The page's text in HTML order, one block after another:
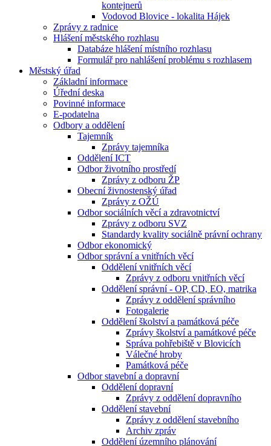
kontejnerů
Vodovod Blovice - lokalita Hájek
Zprávy z radnice
Hlášení městského rozhlasu
Databáze hlášení místního rozhlasu
Formulář pro nahlášení problému s rozhlasem
Městský úřad
Základní informace
Úřední deska
Povinné informace
E-podatelna
Odbory a oddělení
Tajemník
Zprávy tajemníka
Oddělení ICT
Odbor životního prostředí
Zprávy z odboru ŽP
Obecní živnostenský úřad
Zprávy z OŽÚ
Odbor sociálních věcí a zdravotnictví
Zprávy z odboru SVZ
Standardy kvality sociálně právní ochrany
Odbor ekonomický
Odbor správní a vnitřních věcí
Oddělení vnitřních věcí
Zprávy z odboru vnitřních věcí
Oddělení správní - OP, CD, EO, matrika
Zprávy z oddělení správního
Fotogalerie
Oddělení školství a památková péče
Zprávy školství a památkové péče
Správa pohřebiště v Blovicích
Válečné hroby
Památková péče
Odbor stavební a dopravní
Oddělení dopravní
Zprávy z oddělení dopravního
Oddělení stavební
Zprávy z oddělení stavebního
Archiv zpráv
Oddělení územního plánování